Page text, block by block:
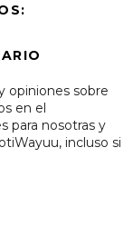
opiniones sobre
en el
para nosotras y
incluso si